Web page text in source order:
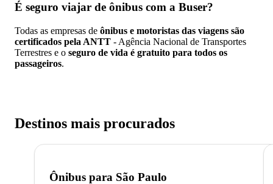
É seguro viajar de ônibus com a Buser?
Todas as empresas de ônibus e motoristas das viagens são
certificados pela ANTT - Agência Nacional de Transportes
Terrestres e o seguro de vida é gratuito para todos os
passageiros.
Destinos mais procurados
Ônibus para São Paulo